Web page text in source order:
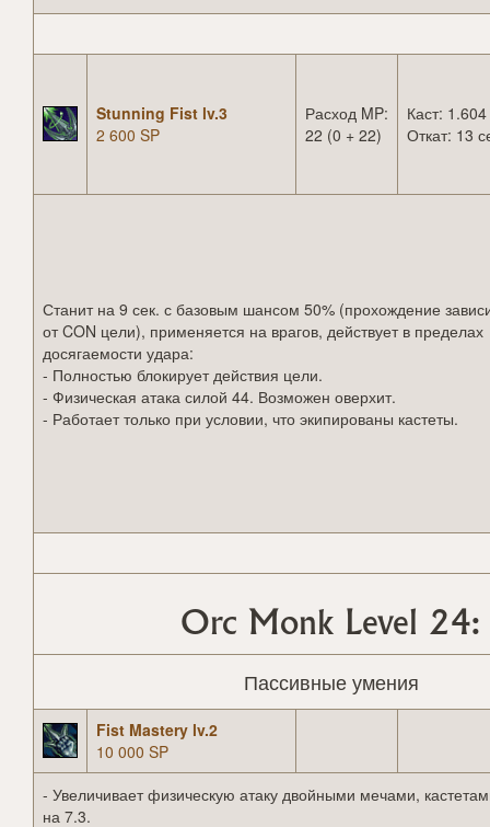
Stunning Fist lv.3
2 600 SP
Расход MP:
22 (0 + 22)
Каст: 1.604
Откат: 13
Станит на 9 сек. с базовым шансом 50% (прохождение
от CON цели), применяется на врагов, действует в пределах
досягаемости удара:
- Полностью блокирует действия цели.
- Физическая атака силой 44. Возможен оверхит.
- Работает только при условии, что экипированы кастеты.
Orc Monk Level 24:
Пассивные умения
Fist Mastery lv.2
10 000 SP
- Увеличивает физическую атаку двойными мечами,
на 7.3.